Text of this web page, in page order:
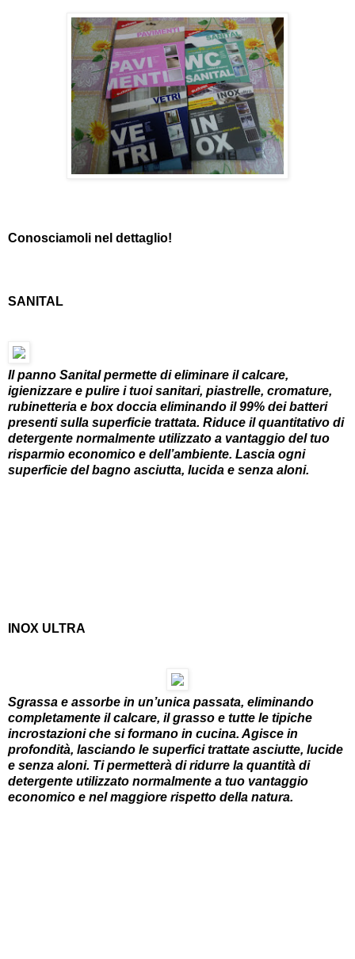
Conosciamoli nel dettaglio!
SANITAL
Il panno Sanital permette di eliminare il calcare,
igienizzare e pulire i tuoi sanitari, piastrelle, cromature,
rubinetteria e box doccia eliminando il 99% dei batteri
presenti sulla superficie trattata. Riduce il quantitativo di
detergente normalmente utilizzato a vantaggio del tuo
risparmio economico e dell’ambiente. Lascia ogni
superficie del bagno asciutta, lucida e senza aloni.
INOX ULTRA
Sgrassa e assorbe in un’unica passata, eliminando
completamente il calcare, il grasso e tutte le tipiche
incrostazioni che si formano in cucina. Agisce in
profondità, lasciando le superfici trattate asciutte, lucide
e senza aloni. Ti permetterà di ridurre la quantità di
detergente utilizzato normalmente a tuo vantaggio
economico e nel maggiore rispetto della natura.